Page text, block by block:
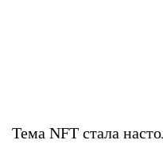
Тема NFT стала